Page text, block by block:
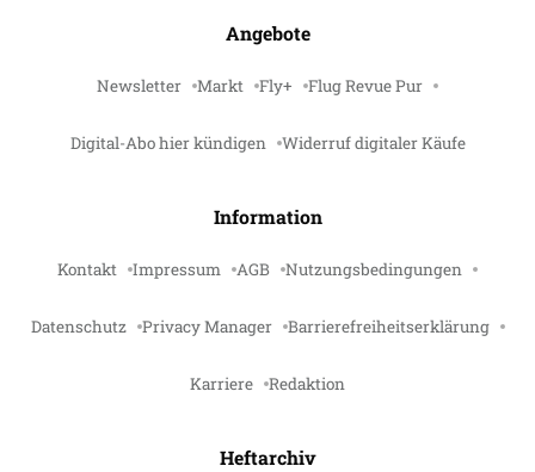
Angebote
Newsletter Markt Fly+ Flug Revue Pur
Digital-Abo hier kündigen Widerruf digitaler Käufe
Information
Kontakt Impressum AGB Nutzungsbedingungen
Datenschutz Privacy Manager Barrierefreiheitserklärung
Karriere Redaktion
Heftarchiv